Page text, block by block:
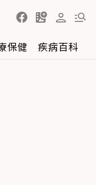
保健 疾病百科